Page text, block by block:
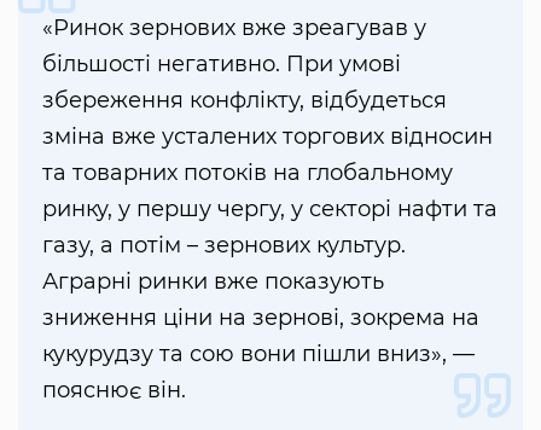
«Ринок зернових вже зреагував у
більшості негативно. При умові
збереження конфлікту, відбудеться
зміна вже усталених торгових відносин
та товарних потоків на глобальному
ринку, у першу чергу, у секторі нафти та
газу, а потім – зернових культур.
Аграрні ринки вже показують
зниження ціни на зернові, зокрема на
кукурудзу та сою вони пішли вниз», —
пояснює він.